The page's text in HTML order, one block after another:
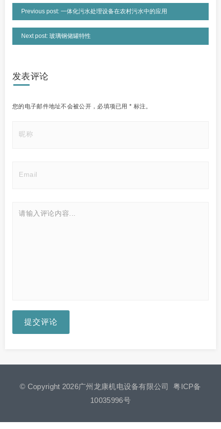
Previous post: 一体化污水处理设备在农村污水中的应用
Next post: 玻璃钢储罐特性
发表评论
您的电子邮件地址不会被公开， 必填项已用* 标注。
提交评论
© Copyright 2026广州龙康机电设备有限公司粤ICP备
10035996号